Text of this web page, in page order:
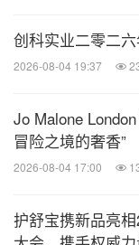
新一代 Alpha SV
GORE-TEX
PFC-Free，即
持续应用到之后
在始祖鸟成立
数不胜数，每一
创科实业二零二
2026-08-04 19:37
Jo Malone
冒险之境的奢香”
2026-08-04 17:00
护舒宝携新品亮